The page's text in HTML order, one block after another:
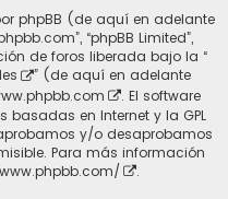
phpBB (de aquí en adelante
“phpBB Limited”,
de foros liberada bajo la “
” (de aquí en adelante
. El software
en Internet y la GPL
y/o desaprobamos
Para más información
.